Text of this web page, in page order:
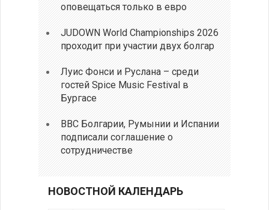
оповещаться только в евро
JUDOWN World Championships 2026
проходит при участии двух болгар
Луис Фонси и Руслана – среди
гостей Spice Music Festival в
Бургасе
ВВС Болгарии, Румынии и Испании
подписали соглашение о
сотрудничестве
НОВОСТНОЙ КАЛЕНДАРЬ